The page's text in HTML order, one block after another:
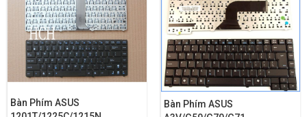
Bàn Phím ASUS
Bàn Phím ASUS